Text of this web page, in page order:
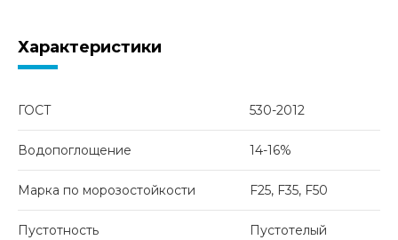
Характеристики
ГОСТ 530-2012
Водопоглощение 14-16%
Марка по морозостойкости F25, F35, F50
Пустотность Пустотелый